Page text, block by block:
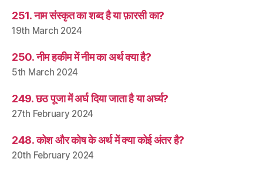
251. नाम संस्कृत का शब्द है या फ़ारसी का?
19th March 2024
250. नीम हकीम में नीम का अर्थ क्या है?
5th March 2024
249. छठ पूजा में अर्घ दिया जाता है या अर्घ्य?
27th February 2024
248. कोश और कोष के अर्थ में क्या कोई अंतर है?
20th February 2024